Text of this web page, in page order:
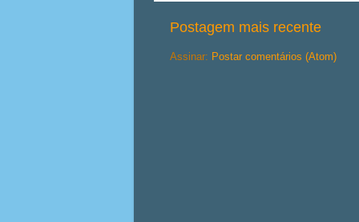
Postagem mais recente
Assinar: Postar comentários (Atom)